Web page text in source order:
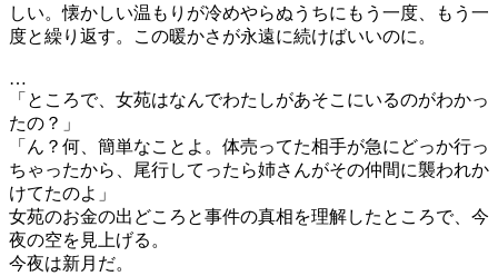
しい。懐かしい温もりが冷めやらぬうちにもう一度、もう一
度と繰り返す。この暖かさが永遠に続けばいいのに。
…
「ところで、女苑はなんでわたしがあそこにいるのがわかっ
たの？」
「ん？何、簡単なことよ。体売ってた相手が急にどっか行っ
ちゃったから、尾行してったら姉さんがその仲間に襲われか
けてたのよ」
女苑のお金の出どころと事件の真相を理解したところで、今
夜の空を見上げる。
今夜は新月だ。